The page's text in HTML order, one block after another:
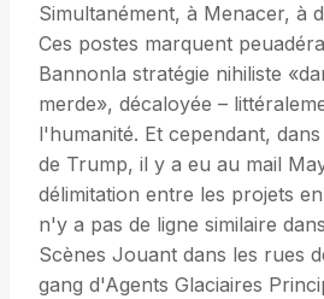
Simultanément, à Menacer, à
Ces postes marquent
Bannonla stratégie nihiliste
merde», décaloyée –
l'humanité. Et cependant,
de Trump, il y a eu au mail
délimitation entre les projets
n'y a pas de ligne similaire
Scènes Jouant dans les rues
gang d'Agents Glaciaires